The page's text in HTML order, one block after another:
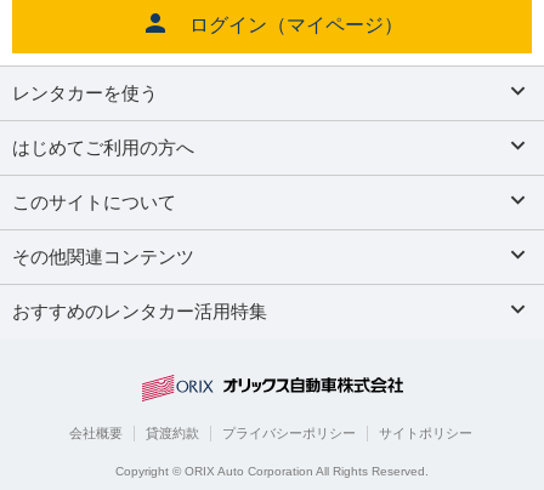
ログイン（マイページ）
レンタカーを使う
はじめてご利用の方へ
このサイトについて
その他関連コンテンツ
おすすめのレンタカー活用特集
会社概要 貸渡約款 プライバシーポリシー サイトポリシー
Copyright © ORIX Auto Corporation All Rights Reserved.